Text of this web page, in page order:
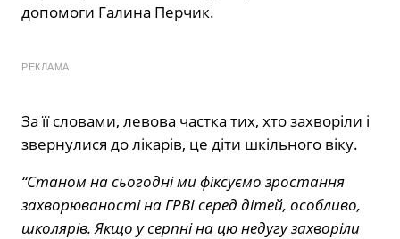
допомоги Галина Перчик.
РЕКЛАМА
За її словами, левова частка тих, хто захворіли і
звернулися до лікарів, це діти шкільного віку.
“Станом на сьогодні ми фіксуємо зростання
захворюваності на ГРВІ серед дітей, особливо,
школярів. Якщо у серпні на цю недугу захворіли